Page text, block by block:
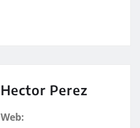
Hector Perez
Web: